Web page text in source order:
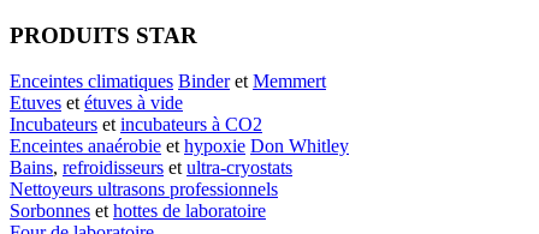
PRODUITS STAR
Enceintes climatiques BinderetMemmert
Etuves etétuves à vide
Incubateurs etincubateurs à CO2
Enceintes anaérobie ethypoxie Don Whitley
Bains, refroidisseurs etultra-cryostats
Nettoyeurs ultrasons professionnels
Sorbonnes ethottes de laboratoire